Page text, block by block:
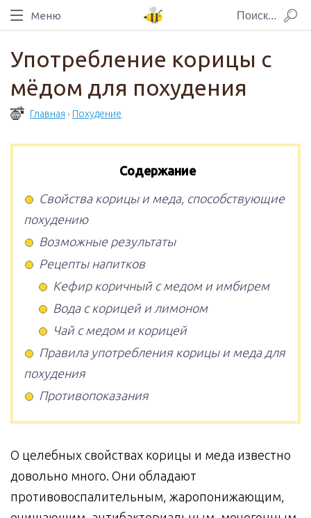
Меню
Употребление корицы с
мёдом для похудения
Главная › Похудение
Содержание
Свойства корицы и меда, способствующие
похудению
Возможные результаты
Рецепты напитков
Кефир коричный с медом и имбирем
Вода с корицей и лимоном
Чай с медом и корицей
Правила употребления корицы и меда для
похудения
Противопоказания
О целебных свойствах корицы и меда известно
довольно много. Они обладают
противовоспалительным, жаропонижающим,